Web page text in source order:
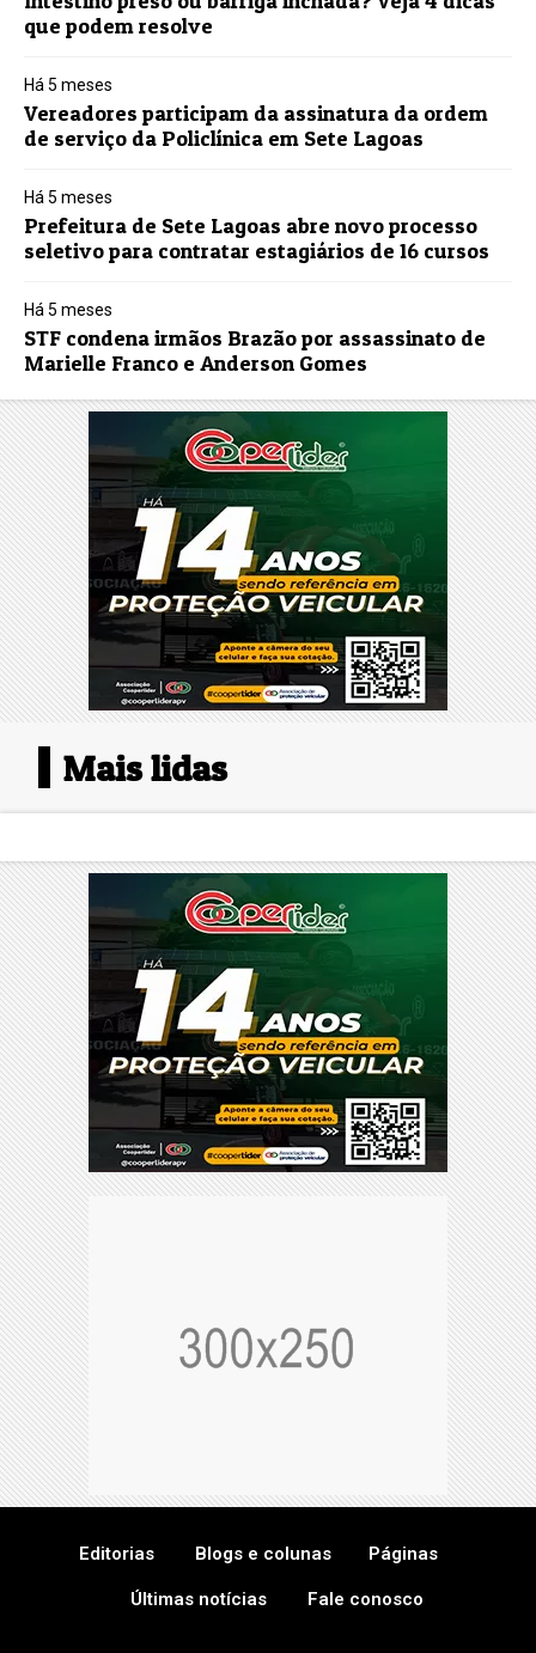
que podem resolve
Há 5 meses
Vereadores participam da assinatura da ordem
de serviço da Policlínica em Sete Lagoas
Há 5 meses
Prefeitura de Sete Lagoas abre novo processo
seletivo para contratar estagiários de 16 cursos
Há 5 meses
STF condena irmãos Brazão por assassinato de
Marielle Franco e Anderson Gomes
Mais lidas
Editorias Blogs e colunas Páginas
Últimas notícias Fale conosco